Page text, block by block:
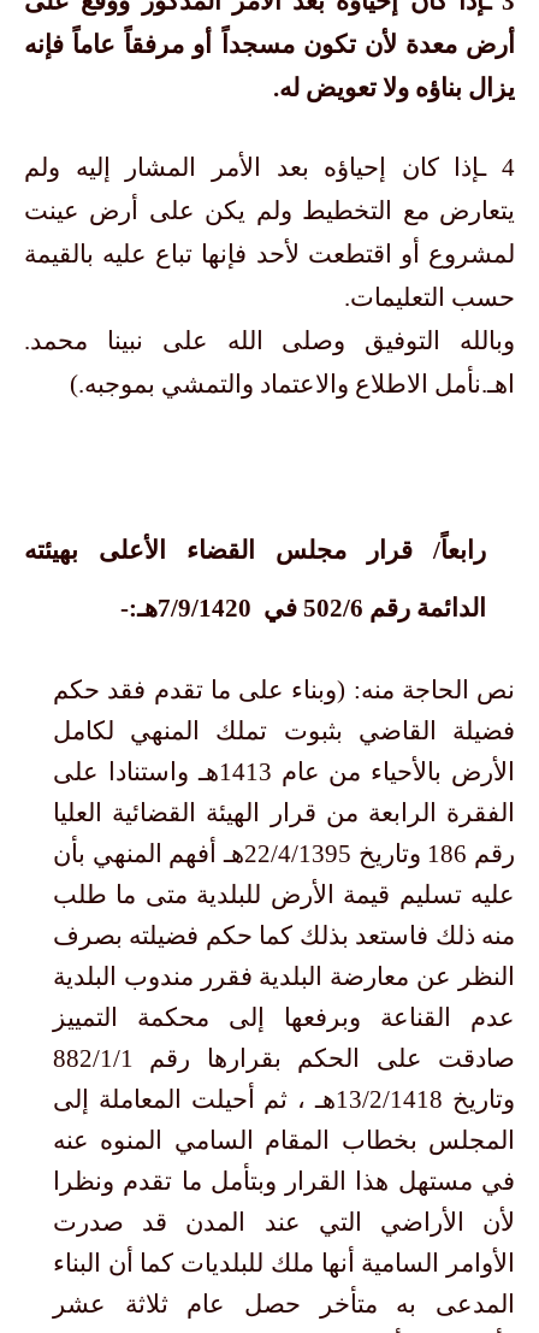
أرض معدة لأن تكون مسجداً أو مرفقاً عاماً فإنه
يزال بناؤه ولا تعويض له.
4 ـإذا كان إحياؤه بعد الأمر المشار إليه ولم
يتعارض مع التخطيط ولم يكن على أرض عينت
لمشروع أو اقتطعت لأحد فإنها تباع عليه بالقيمة
حسب التعليمات.
وبالله التوفيق وصلى الله على نبينا محمد.
اهـ.نأمل الاطلاع والاعتماد والتمشي بموجبه.)
رابعاً/ قرار مجلس القضاء الأعلى بهيئته
الدائمة رقم 502/6 في 7/9/1420هـ:-
نص الحاجة منه: (وبناء على ما تقدم فقد حكم
فضيلة القاضي بثبوت تملك المنهي لكامل
الأرض بالأحياء من عام 1413هـ واستنادا على
الفقرة الرابعة من قرار الهيئة القضائية العليا
رقم 186 وتاريخ 22/4/1395هـ أفهم المنهي بأن
عليه تسليم قيمة الأرض للبلدية متى ما طلب
منه ذلك فاستعد بذلك كما حكم فضيلته بصرف
النظر عن معارضة البلدية فقرر مندوب البلدية
عدم القناعة وبرفعها إلى محكمة التمييز
صادقت على الحكم بقرارها رقم 882/1/1
وتاريخ 13/2/1418هـ ، ثم أحيلت المعاملة إلى
المجلس بخطاب المقام السامي المنوه عنه
في مستهل هذا القرار وبتأمل ما تقدم ونظرا
لأن الأراضي التي عند المدن قد صدرت
الأوامر السامية أنها ملك للبلديات كما أن البناء
المدعى به متأخر حصل عام ثلاثة عشر